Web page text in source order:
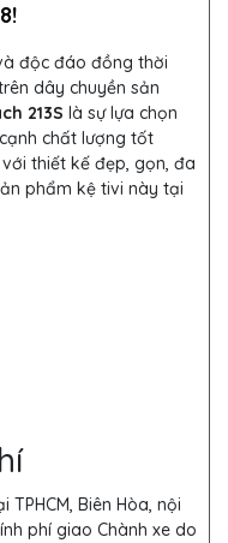
độc đáo đồng thời
dây chuyền sản
213S là sự lựa chọn
chất lượng tốt
thiết kế đẹp, gọn, đa
phẩm kệ tivi này tại
Biên Hòa, nội
phí giao Chành xe do